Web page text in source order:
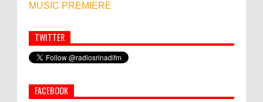
MUSIC PREMIERE
Simbol Persahabatan, RI Bangun Islamic Centre di
Afghanistan
PEMKAB KLUNGKUNG GELAR PASAR
TWITTER
FACEBOOK